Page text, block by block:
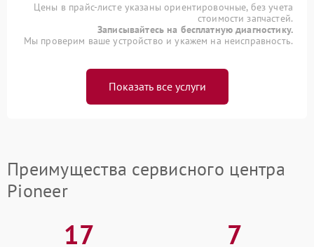
Цены в прайс-листе указаны ориентировочные, без учета
стоимости запчастей.
Записывайтесь на бесплатную диагностику.
Мы проверим ваше устройство и укажем на неисправность.
Показать все услуги
Преимущества сервисного центра
Pioneer
17 7